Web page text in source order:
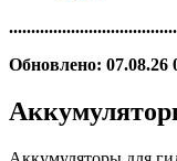
Обновлено: 07.08.26